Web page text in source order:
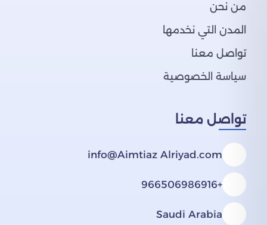
من نحن
المدن التي نخدمها
تواصل معنا
سياسة الخصوصية
تواصل معنا
info@Aimtiaz Alriyad.com
+966506986916
Saudi Arabia